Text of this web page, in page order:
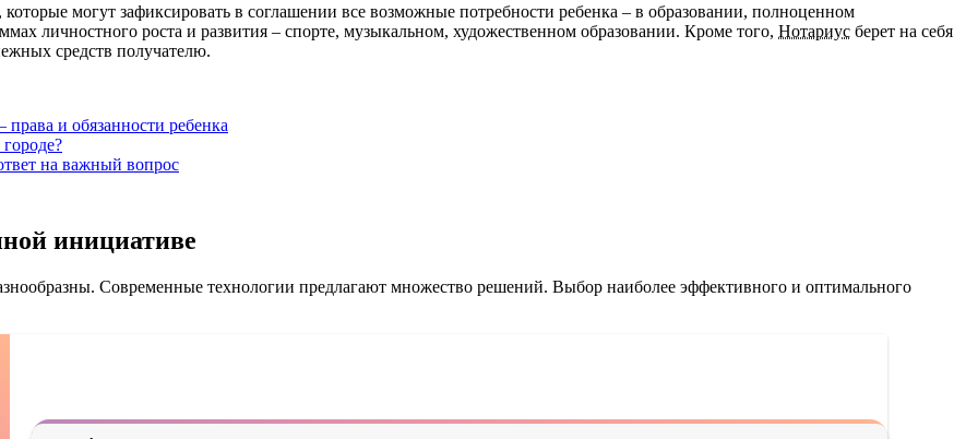
могут зафиксировать в соглашении все возможные потребности ребенка – в образовании, полноценном
личностного роста и развития – спорте, музыкальном, художественном образовании. Кроме того, Нотариус берет на себя
средств получателю.
и обязанности ребенка
на важный вопрос
инициативе
Современные технологии предлагают множество решений. Выбор наиболее эффективного и оптимального